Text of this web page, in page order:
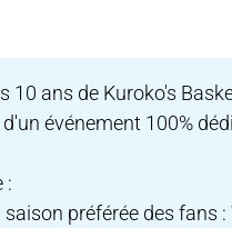
10 ans de Kuroko's
événement 100%
:
préférée des fans